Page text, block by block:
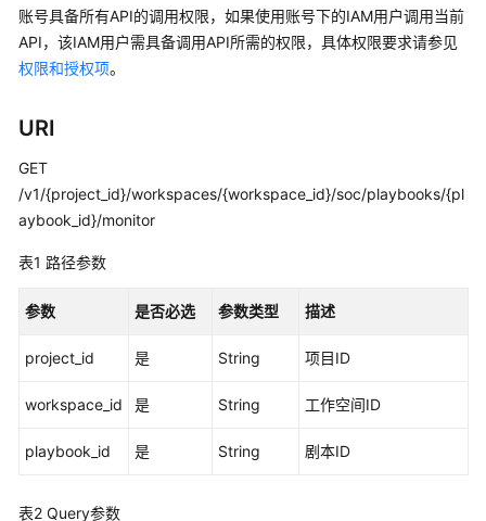
计
费
说
明
快
入
门
用
指
南
佳
践
账号具备所有API的调用权限，如果使用账号下的IAM用户调用当前
API，该IAM用户需具备调用API所需的权限，具体权限要求请参见
权限和授权项。
URI
GET
/v1/{project_id}/workspaces/{workspace_id}/soc/playbooks/{pl
aybook_id}/monitor
表1 路径参数
参数 是否必选 参数类型 描述
project_id 是 String 项目ID
workspace_id 是 String 工作空间ID
playbook_id 是 String 剧本ID
表2 Query参数